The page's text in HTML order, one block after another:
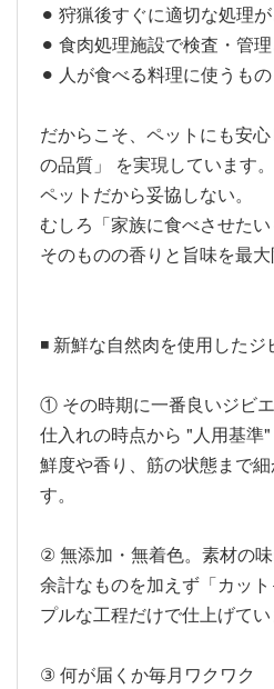
⚫︎ 狩猟後すぐに適切な処理
⚫︎ 食肉処理施設で検査・管
⚫︎ 人が食べる料理に使うも
だからこそ、ペットにも安
の品質」 を実現しています。
ペットだから妥協しない。
むしろ「家族に食べさせた
そのものの香りと旨味を最大
◾️ 新鮮な自然肉を使用した
① その時期に一番良いジビ
仕入れの時点から "人用基準
鮮度や香り、筋の状態まで
す。
② 無添加・無着色。素材の
余計なものを加えず「カッ
プルな工程だけで仕上げてい
③ 何が届くか毎月ワクワク